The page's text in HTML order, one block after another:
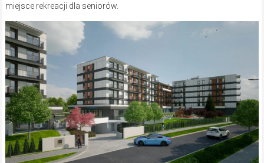
miejsce rekreacji dla seniorów.